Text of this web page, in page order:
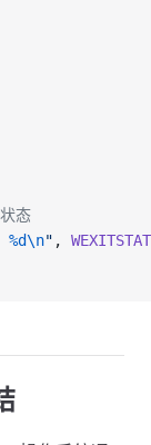
态
%d\n" ,